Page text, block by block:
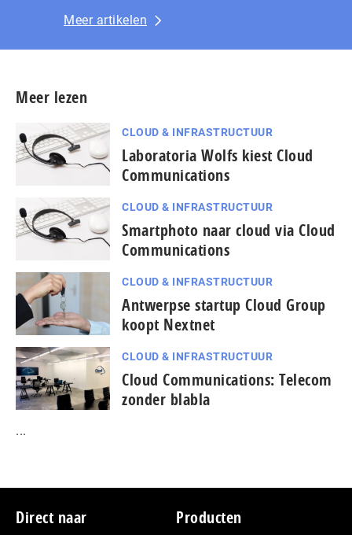
Meer artikelen
Meer lezen
CLOUD & INFRASTRUCTUUR
Laboratoria Wolfs kiest Cloud
Communications
CLOUD & INFRASTRUCTUUR
Smartphoto naar cloud via Cloud
Communications
CLOUD & INFRASTRUCTUUR
Antwerpse startup Cloud Group
koopt Nextnet
CLOUD & INFRASTRUCTUUR
Cloud Communications: Telecom
zonder blabla
...
Footer
Direct naar Producten